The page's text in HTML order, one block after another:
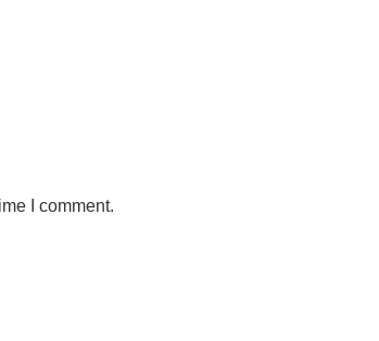
I comment.